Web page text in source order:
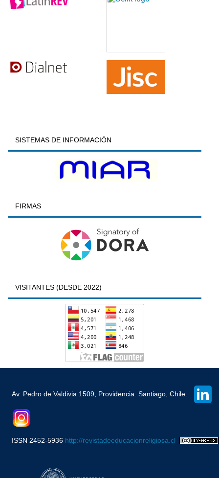
SISTEMAS DE INFORMACIÓN
FIRMAS
VISITANTES (DESDE 2022)
Av. Pedro de Valdivia 1509, Providencia. Santiago, Chile.
ISSN 2452-5936 http://revistadeeducacionreligiosa.cl